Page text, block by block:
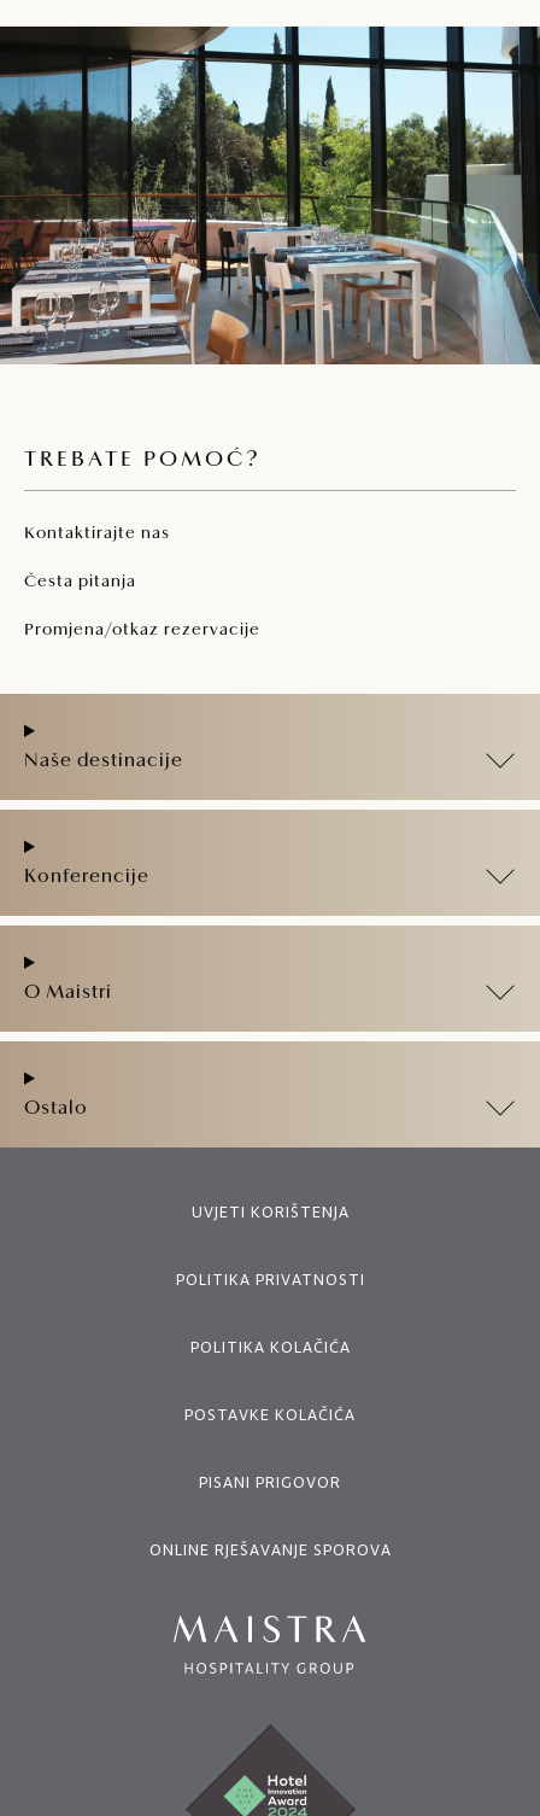
TREBATE POMOĆ?
Kontaktirajte nas
Česta pitanja
Promjena/otkaz rezervacije
Naše destinacije
Konferencije
O Maistri
Ostalo
UVJETI KORIŠTENJA
POLITIKA PRIVATNOSTI
POLITIKA KOLAČIĆA
POSTAVKE KOLAČIĆA
PISANI PRIGOVOR
ONLINE RJEŠAVANJE SPOROVA